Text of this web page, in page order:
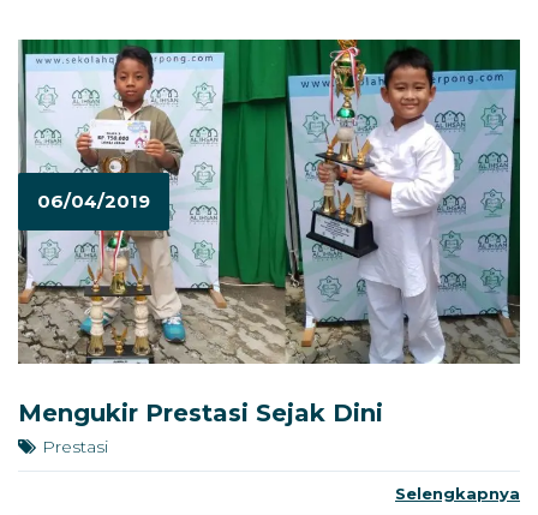
06/04/2019
Mengukir Prestasi Sejak Dini
Prestasi
Selengkapnya